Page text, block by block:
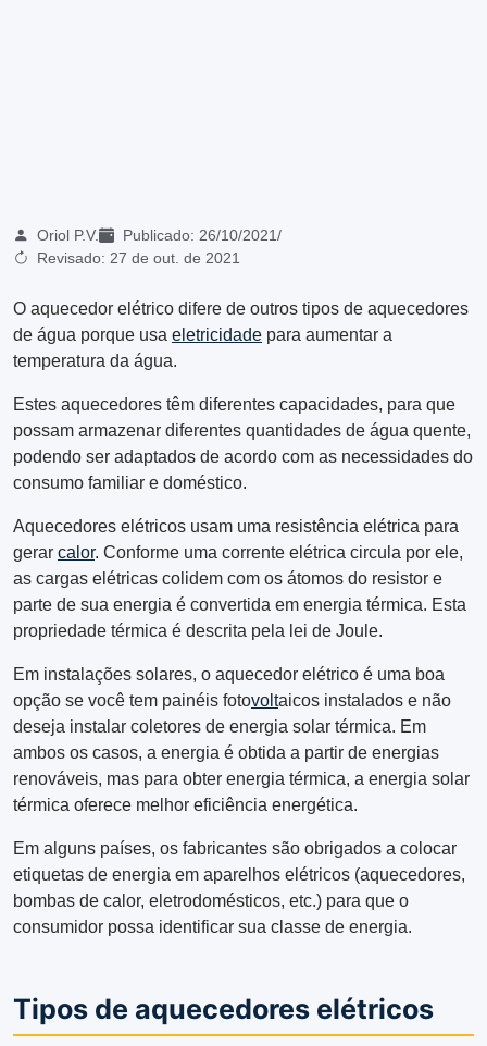
Oriol P.V. Publicado: 26/10/2021/
Revisado: 27 de out. de 2021
O aquecedor elétrico difere de outros tipos de aquecedores
de água porque usa eletricidade para aumentar a
temperatura da água.
Estes aquecedores têm diferentes capacidades, para que
possam armazenar diferentes quantidades de água quente,
podendo ser adaptados de acordo com as necessidades do
consumo familiar e doméstico.
Aquecedores elétricos usam uma resistência elétrica para
gerar calor. Conforme uma corrente elétrica circula por ele,
as cargas elétricas colidem com os átomos do resistor e
parte de sua energia é convertida em energia térmica. Esta
propriedade térmica é descrita pela lei de Joule.
Em instalações solares, o aquecedor elétrico é uma boa
opção se você tem painéis fotovoltaicos instalados e não
deseja instalar coletores de energia solar térmica. Em
ambos os casos, a energia é obtida a partir de energias
renováveis, mas para obter energia térmica, a energia solar
térmica oferece melhor eficiência energética.
Em alguns países, os fabricantes são obrigados a colocar
etiquetas de energia em aparelhos elétricos (aquecedores,
bombas de calor, eletrodomésticos, etc.) para que o
consumidor possa identificar sua classe de energia.
Tipos de aquecedores elétricos